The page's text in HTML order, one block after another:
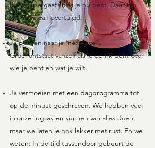
bent supergaaf zoals je nu bent. Daar zijn
we heilig van overtuigd.
Je pushen naar je ‘next level’.
Groei ontstaat vanzelf als je eerlijk bent over
wie je bent en wat je wilt.
Je vermoeien met een dagprogramma tot
op de minuut geschreven. We hebben veel
in onze rugzak en kunnen van alles doen,
maar we laten je ook lekker met rust. En we
weten: In de tijd tussendoor gebeurt de